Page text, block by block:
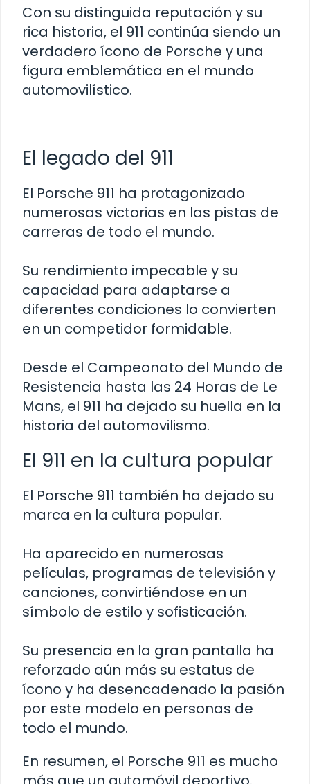
Con su distinguida reputación y su
rica historia, el 911 continúa siendo un
verdadero ícono de Porsche y una
figura emblemática en el mundo
automovilístico.
El legado del 911
El Porsche 911 ha protagonizado
numerosas victorias en las pistas de
carreras de todo el mundo.
Su rendimiento impecable y su
capacidad para adaptarse a
diferentes condiciones lo convierten
en un competidor formidable.
Desde el Campeonato del Mundo de
Resistencia hasta las 24 Horas de Le
Mans, el 911 ha dejado su huella en la
historia del automovilismo.
El 911 en la cultura popular
El Porsche 911 también ha dejado su
marca en la cultura popular.
Ha aparecido en numerosas
películas, programas de televisión y
canciones, convirtiéndose en un
símbolo de estilo y sofisticación.
Su presencia en la gran pantalla ha
reforzado aún más su estatus de
ícono y ha desencadenado la pasión
por este modelo en personas de
todo el mundo.
En resumen, el Porsche 911 es mucho